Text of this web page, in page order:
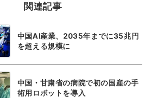
関連記事
中国AI産業、2035年までに35兆円
を超える規模に
中国・甘粛省の病院で初の国産の手
術用ロボットを導入